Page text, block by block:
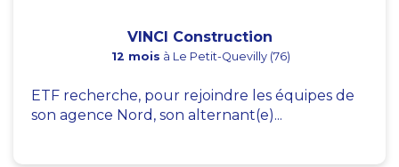
VINCI Construction
12 mois à Le Petit-Quevilly (76)
ETF recherche, pour rejoindre les équipes de
son agence Nord, son alternant(e)...